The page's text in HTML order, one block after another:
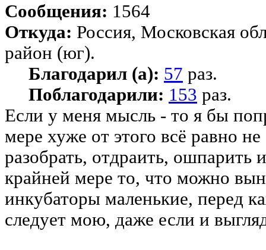
Сообщения: 1564
Откуда: Россия, Московская
район (юг).
Благодарил (а): 57 раз.
Поблагодарили: 153 раз.
Если у меня мысль - то я бы
мере хуже от этого всё равно не
разобрать, отдраить, ошпарить
крайней мере то, что можно
инкубаторы маленькие, перед
следует мою, даже если и